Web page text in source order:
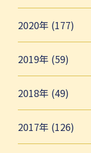
2020年 (177)
2019年 (59)
2018年 (49)
2017年 (126)